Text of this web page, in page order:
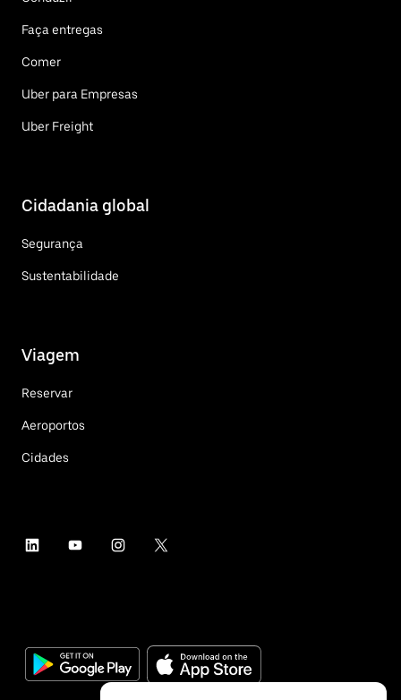
Faça entregas
Comer
Uber para Empresas
Uber Freight
Cidadania global
Segurança
Sustentabilidade
Viagem
Reservar
Aeroportos
Cidades